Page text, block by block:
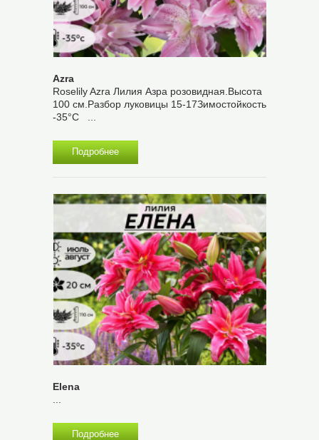
Azra
Roselily Azra Лилия Азра розовидная.Высота
100 см.Разбор луковицы 15-17Зимостойкость
-35°С ...
Подробнее
Elena
Подробнее